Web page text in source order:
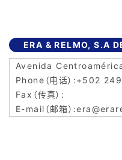
ERA & RELMO, S.A
Avenida
+502